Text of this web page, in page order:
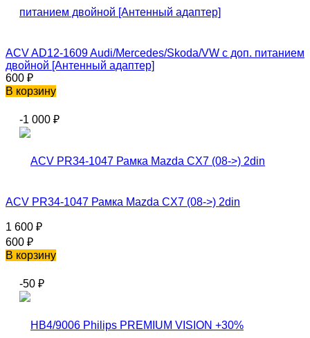
ACV AD12-1609 Audi/Mercedes/Skoda/VW с доп. питанием
двойной [Антенный адаптер]
600 ₽
В корзину
-1 000 ₽
ACV PR34-1047 Рамка Mazda CX7 (08->) 2din
1 600 ₽
600 ₽
В корзину
-50 ₽